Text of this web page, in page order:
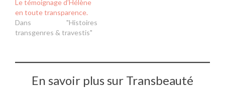
Le témoignage d’Hélène
en toute transparence.
Dans "Histoires
transgenres & travestis"
En savoir plus sur Transbeauté